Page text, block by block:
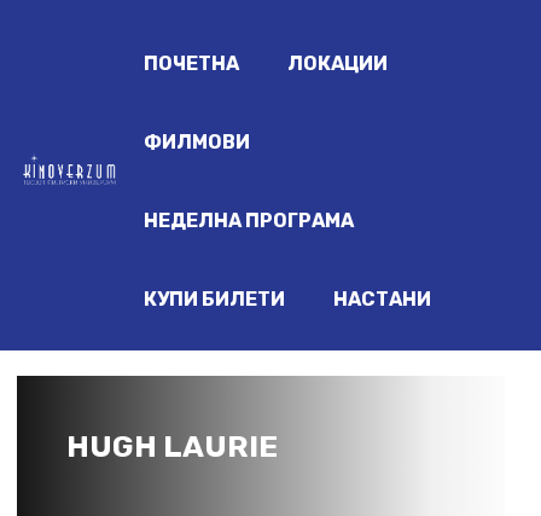
ПОЧЕТНА ЛОКАЦИИ
ФИЛМОВИ
НЕДЕЛНА ПРОГРАМА
КУПИ БИЛЕТИ НАСТАНИ
HUGH LAURIE